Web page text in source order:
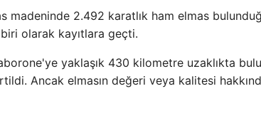
madeninde 2.492 karatlık ham elmas
olarak kayıtlara geçti.
yaklaşık 430 kilometre uzaklıkta
Ancak elmasın değeri veya kalitesi